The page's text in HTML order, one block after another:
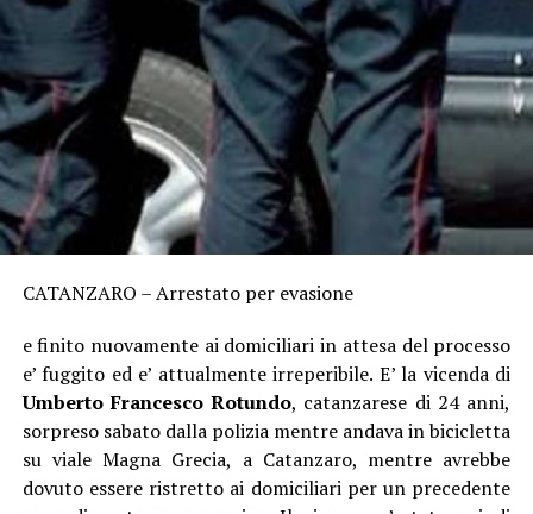
CATANZARO – Arrestato per evasione
e finito nuovamente ai domiciliari in attesa del processo
e’ fuggito ed e’ attualmente irreperibile. E’ la vicenda di
Umberto Francesco Rotundo, catanzarese di 24 anni,
sorpreso sabato dalla polizia mentre andava in bicicletta
su viale Magna Grecia, a Catanzaro, mentre avrebbe
dovuto essere ristretto ai domiciliari per un precedente